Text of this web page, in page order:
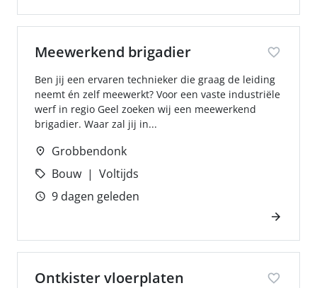
Meewerkend brigadier
Ben jij een ervaren technieker die graag de leiding
neemt én zelf meewerkt? Voor een vaste industriële
werf in regio Geel zoeken wij een meewerkend
brigadier. Waar zal jij in...
Grobbendonk
Bouw
Voltijds
9 dagen geleden
Ontkister vloerplaten